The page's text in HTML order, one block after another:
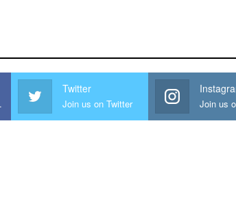
Twitter
Join us on Twitter